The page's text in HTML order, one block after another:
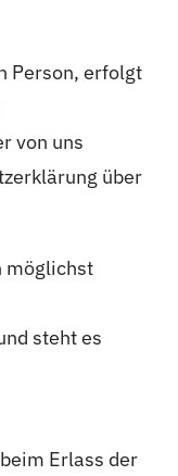
Person, erfolgt
von uns
über
möglichst
steht es
Erlass der